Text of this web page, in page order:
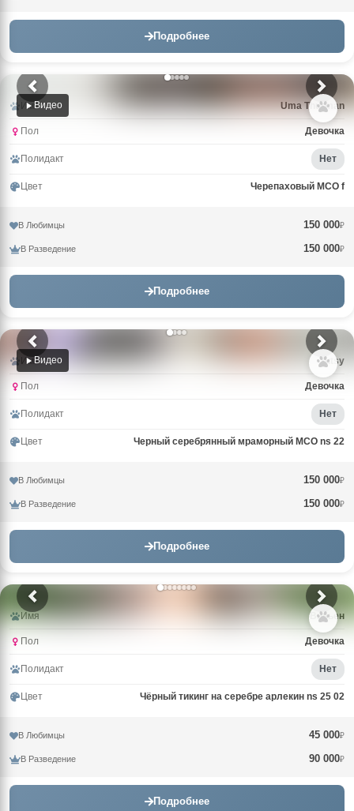
Подробнее
Видео
Имя Uma Thurman
Пол Девочка
Полидакт Нет
Цвет Черепаховый MCO f
В Любимцы 150 000₽
В Разведение 150 000₽
Подробнее
Видео
Имя Tutsy
Пол Девочка
Полидакт Нет
Цвет Черный серебрянный мраморный MCO ns 22
В Любимцы 150 000₽
В Разведение 150 000₽
Подробнее
Имя Вивьен
Пол Девочка
Полидакт Нет
Цвет Чёрный тикинг на серебре арлекин ns 25 02
В Любимцы 45 000₽
В Разведение 90 000₽
Подробнее